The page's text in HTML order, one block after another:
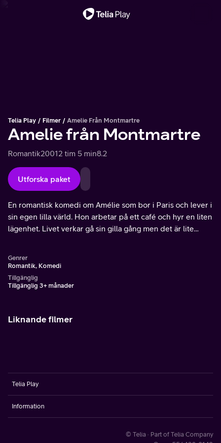
Telia Play Filmer Amelie Från Montmartre
Amelie från Montmartre
Romantik20012 tim 5 min8.2
Utforska paket
En romantisk komedi om Amélie som bor i Paris och lever i
sin egen lilla värld. Hon arbetar på ett café och hyr en liten
lägenhet. Livet verkar gå sin gilla gång men det är lite
Genrer
Romantik, Komedi
Tillgänglig
Tillgänglig 3+ månader
Liknande filmer
Telia Play
Information
© Telia · Part of Telia Company